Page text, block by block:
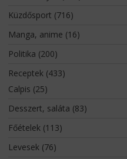
Küzdősport (716)
Manga, anime (16)
Politika (200)
Receptek(433)
Calpis (25)
Desszert, saláta (83)
Főételek(113)
Levesek(76)